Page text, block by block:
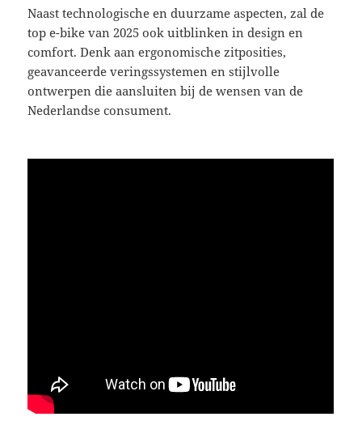
Naast technologische en duurzame aspecten, zal de
top e-bike van 2025 ook uitblinken in design en
comfort. Denk aan ergonomische zitposities,
geavanceerde veringssystemen en stijlvolle
ontwerpen die aansluiten bij de wensen van de
Nederlandse consument.